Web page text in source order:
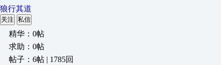
狼行其道
关注 私信
精华：0帖
求助：0帖
帖子：6帖 | 1785回